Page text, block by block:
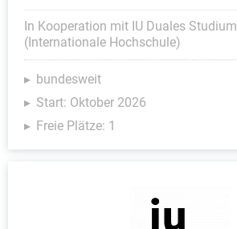
In Kooperation mit IU Duales Studium
(Internationale Hochschule)
bundesweit
Start: Oktober 2026
Freie Plätze: 1